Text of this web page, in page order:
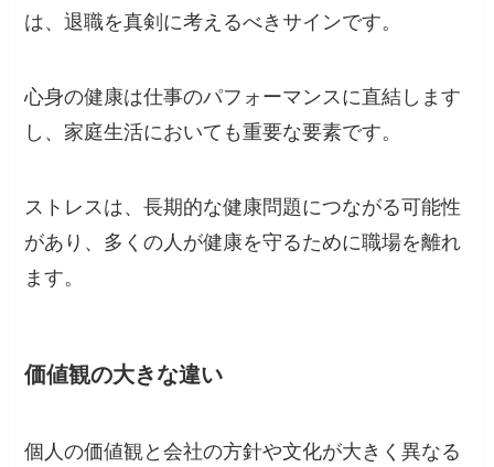
は、退職を真剣に考えるべきサインです。
心身の健康は仕事のパフォーマンスに直結します
し、家庭生活においても重要な要素です。
ストレスは、長期的な健康問題につながる可能性
があり、多くの人が健康を守るために職場を離れ
ます。
価値観の大きな違い
個人の価値観と会社の方針や文化が大きく異なる